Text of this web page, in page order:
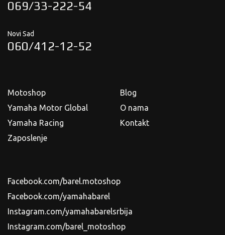
069/33-222-54
Novi Sad
060/412-12-52
Motoshop
Yamaha Motor Global
Yamaha Racing
Zaposlenje
Blog
O nama
Kontakt
Facebook.com/barel.motoshop
Facebook.com/yamahabarel
Instagram.com/yamahabarelsrbija
Instagram.com/barel_motoshop